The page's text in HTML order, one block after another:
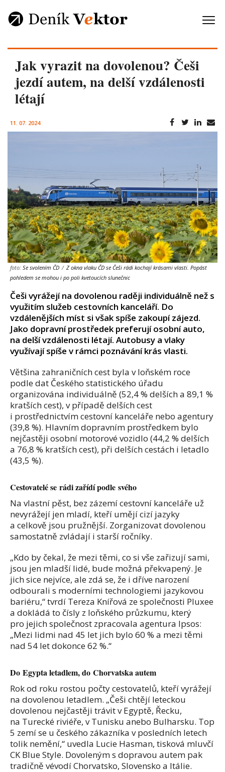
Jak vyrazit na dovolenou? Češi
jezdí autem, na delší vzdálenosti
létají
11. 07. 2024
foto: Se svolením ČD / Z okna vlaku ČD se Češi rádi kochají krásami vlasti. Popást
pohledem se mohou i po poli kvetoucích slunečnic
Češi vyrážejí na dovolenou raději individuálně než s
využitím služeb cestovních kanceláří. Do
vzdálenějších míst si však spíše zakoupí zájezd.
Jako dopravní prostředek preferují osobní auto,
na delší vzdálenosti létají. Autobusy a vlaky
využívají spíše v rámci poznávání krás vlasti.
Většina zahraničních cest byla v loňském roce
podle dat Českého statistického úřadu
organizována individuálně (52,4 % delších a 89,1 %
kratších cest), v případě delších cest
i prostřednictvím cestovní kanceláře nebo agentury
(39,8 %). Hlavním dopravním prostředkem bylo
nejčastěji osobní motorové vozidlo (44,2 % delších
a 76,8 % kratších cest), při delších cestách i letadlo
(43,5 %).
Cestovatelé se rádi zařídí podle svého
Na vlastní pěst, bez zázemí cestovní kanceláře už
nevyrážejí jen mladí, kteří umějí cizí jazyky
a celkově jsou pružnější. Zorganizovat dovolenou
samostatně zvládají i starší ročníky.
„Kdo by čekal, že mezi těmi, co si vše zařizují sami,
jsou jen mladší lidé, bude možná překvapený. Je
jich sice nejvíce, ale zdá se, že i dříve narození
odbourali s moderními technologiemi jazykovou
bariéru,“ tvrdí Tereza Knířová ze společnosti Pluxee
a dokládá to čísly z loňského průzkumu, který
pro jejich společnost zpracovala agentura Ipsos:
„Mezi lidmi nad 45 let jich bylo 60 % a mezi těmi
nad 54 let dokonce 62 %.“
Do Egypta letadlem, do Chorvatska autem
Rok od roku rostou počty cestovatelů, kteří vyrážejí
na dovolenou letadlem. „Češi chtějí leteckou
dovolenou nejčastěji trávit v Egyptě, Řecku,
na Turecké riviéře, v Tunisku anebo Bulharsku. Top
5 zemí se u českého zákazníka v posledních letech
tolik nemění,“ uvedla Lucie Hasman, tisková mluvčí
CK Blue Style. Dovoleným s dopravou autem pak
tradičně vévodí Chorvatsko, Slovensko a Itálie.